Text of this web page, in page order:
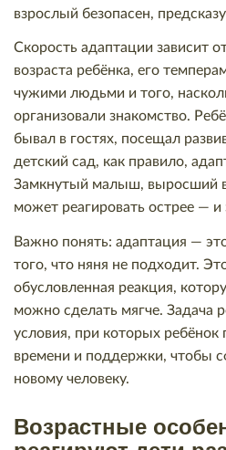
взрослый безопасен,
Скорость адаптации зависит
возраста ребёнка, его
чужими людьми и того,
организовали знакомство.
бывал в гостях, посещал
детский сад, как правило,
Замкнутый малыш, выросший в
может реагировать острее —
Важно понять: адаптация —
того, что няня не подходит.
обусловленная реакция,
можно сделать мягче. Задача
условия, при которых ребёнок
времени и поддержки, чтобы
новому человеку.
Возрастные